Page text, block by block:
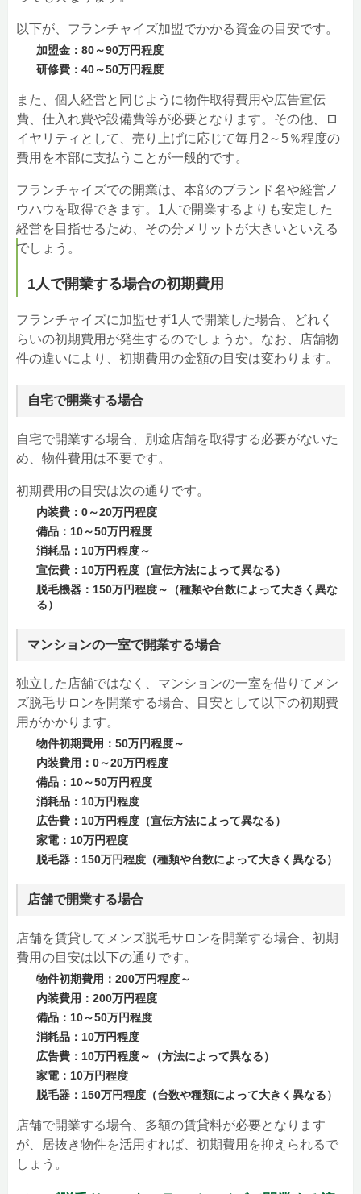
以下が、フランチャイズ加盟でかかる資金の目安です。
加盟金：80～90万円程度
研修費：40～50万円程度
また、個人経営と同じように物件取得費用や広告宣伝
費、仕入れ費や設備費等が必要となります。その他、ロ
イヤリティとして、売り上げに応じて毎月2～5％程度の
費用を本部に支払うことが一般的です。
フランチャイズでの開業は、本部のブランド名や経営ノ
ウハウを取得できます。1人で開業するよりも安定した
経営を目指せるため、その分メリットが大きいといえる
でしょう。
1人で開業する場合の初期費用
フランチャイズに加盟せず1人で開業した場合、どれく
らいの初期費用が発生するのでしょうか。なお、店舗物
件の違いにより、初期費用の金額の目安は変わります。
自宅で開業する場合
自宅で開業する場合、別途店舗を取得する必要がないた
め、物件費用は不要です。
初期費用の目安は次の通りです。
内装費：0～20万円程度
備品：10～50万円程度
消耗品：10万円程度～
宣伝費：10万円程度（宣伝方法によって異なる）
脱毛機器：150万円程度～（種類や台数によって大きく異な
る）
マンションの一室で開業する場合
独立した店舗ではなく、マンションの一室を借りてメン
ズ脱毛サロンを開業する場合、目安として以下の初期費
用がかかります。
物件初期費用：50万円程度～
内装費用：0～20万円程度
備品：10～50万円程度
消耗品：10万円程度
広告費：10万円程度（宣伝方法によって異なる）
家電：10万円程度
脱毛器：150万円程度（種類や台数によって大きく異なる）
店舗で開業する場合
店舗を賃貸してメンズ脱毛サロンを開業する場合、初期
費用の目安は以下の通りです。
物件初期費用：200万円程度～
内装費用：200万円程度
備品：10～50万円程度
消耗品：10万円程度
広告費：10万円程度～（方法によって異なる）
家電：10万円程度
脱毛器：150万円程度（台数や種類によって大きく異なる）
店舗で開業する場合、多額の賃貸料が必要となります
が、居抜き物件を活用すれば、初期費用を抑えられるで
しょう。